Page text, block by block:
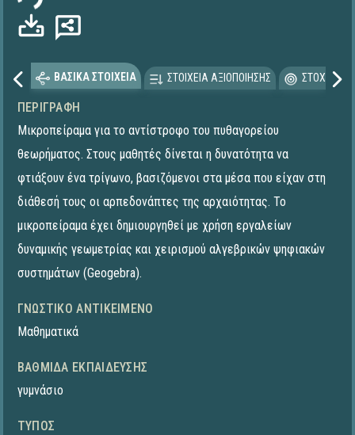
ΒΑΣΙΚΑ ΣΤΟΙΧΕΙΑ ΣΤΟΙΧΕΙΑ ΑΞΙΟΠΟΙΗΣΗΣ
ΠΕΡΙΓΡΑΦΉ
Μικροπείραμα για το αντίστροφο του πυθαγορείου
θεωρήματος. Στους μαθητές δίνεται η δυνατότητα να
φτιάξουν ένα τρίγωνο, βασιζόμενοι στα μέσα που είχαν στη
διάθεσή τους οι αρπεδονάπτες της αρχαιότητας. To
μικροπείραμα έχει δημιουργηθεί με χρήση εργαλείων
δυναμικής γεωμετρίας και χειρισμού αλγεβρικών ψηφιακών
συστημάτων (Geogebra).
ΓΝΩΣΤΙΚΌ ΑΝΤΙΚΕΊΜΕΝΟ
Μαθηματικά
ΒΑΘΜΊΔΑ ΕΚΠΑΊΔΕΥΣΗΣ
γυμνάσιο
ΤΎΠΟΣ